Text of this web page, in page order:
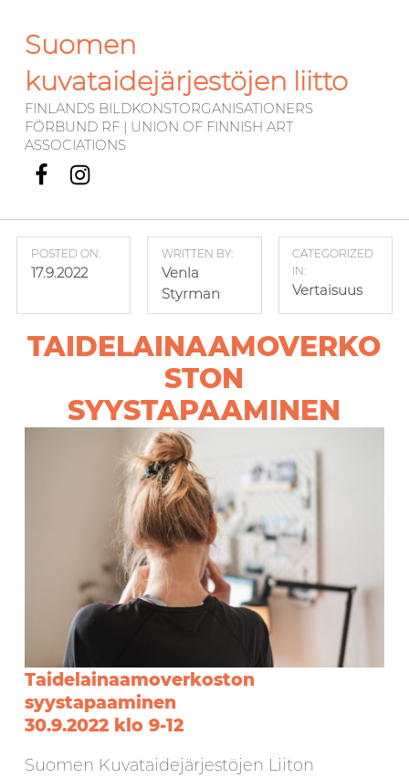
Suomen
kuvataidejärjestöjen liitto
FINLANDS BILDKONSTORGANISATIONERS
FÖRBUND RF | UNION OF FINNISH ART
ASSOCIATIONS
Facebook
Instagram
POSTED ON:
17.9.2022
WRITTEN BY:
Venla
Styrman
CATEGORIZED
IN:
Vertaisuus
TAIDELAINAAMOVERKO
STON
SYYSTAPAAMINEN
Taidelainaamoverkoston
syystapaaminen
30.9.2022 klo 9-12
Suomen Kuvataidejärjestöjen Liiton